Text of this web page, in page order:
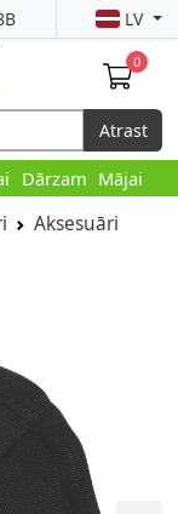
LV
0
Atrast
Dārzam Mājai
Aksesuāri